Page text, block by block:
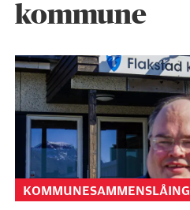
kommune
KOMMUNESAMMENSLÅING